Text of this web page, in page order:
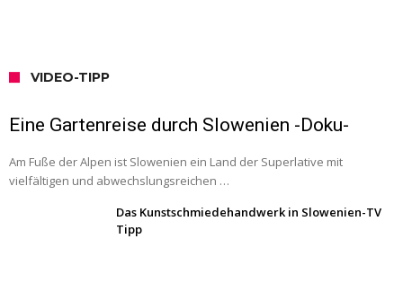
VIDEO-TIPP
Eine Gartenreise durch Slowenien -Doku-
Am Fuße der Alpen ist Slowenien ein Land der Superlative mit
vielfältigen und abwechslungsreichen …
Das Kunstschmiedehandwerk in Slowenien-TV
Tipp